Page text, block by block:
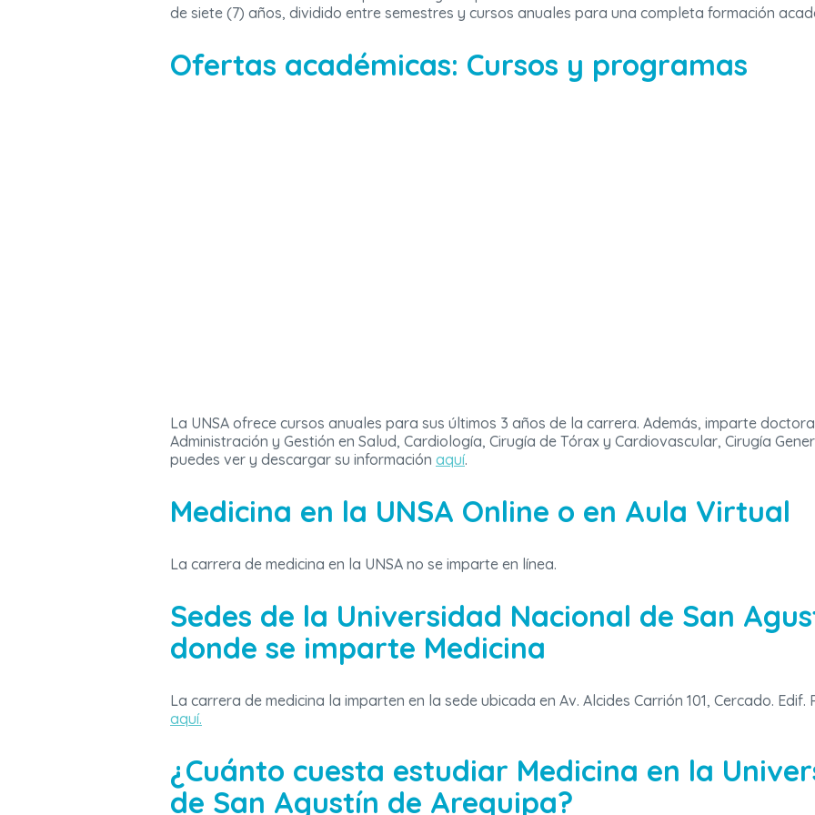
de siete (7) años, dividido entre semestres y cursos anuales para una completa formación
Ofertas académicas: Cursos y programas
La UNSA ofrece cursos anuales para sus últimos 3 años de la carrera. Además, imparte
Administración y Gestión en Salud, Cardiología, Cirugía de Tórax y Cardiovascular, Cirugía
puedes ver y descargar su información aquí.
Medicina en la UNSA Online o en Aula Virtual
La carrera de medicina en la UNSA no se imparte en línea.
Sedes de la Universidad Nacional de San
donde se imparte Medicina
La carrera de medicina la imparten en la sede ubicada en Av. Alcides Carrión 101, Cercado. Edif.
aquí.
¿Cuánto cuesta estudiar Medicina en la
de San Agustín de Arequipa?